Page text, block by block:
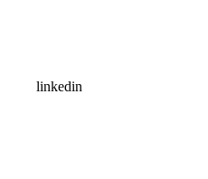
linkedin